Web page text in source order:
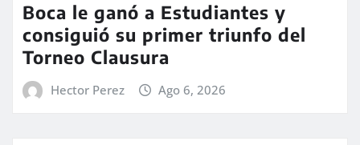
Boca le ganó a Estudiantes y
consiguió su primer triunfo del
Torneo Clausura
Hector Perez Ago 6, 2026